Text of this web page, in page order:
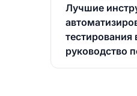
Лучшие
руководство